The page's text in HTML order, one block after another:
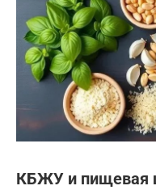
КБЖУ и пищевая